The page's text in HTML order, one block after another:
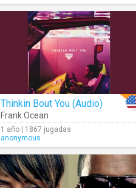
Thinkin Bout You (Audio)
Frank Ocean
1 año | 1867 jugadas
anonymous